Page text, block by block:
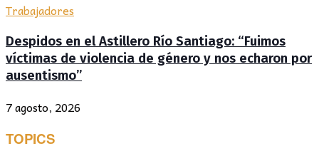
Trabajadores
Despidos en el Astillero Río Santiago: “Fuimos
víctimas de violencia de género y nos echaron por
ausentismo”
7 agosto, 2026
TOPICS